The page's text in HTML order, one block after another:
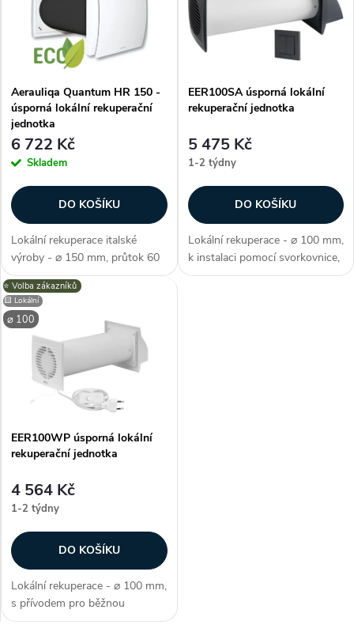
í
p
r
o
d
u
k
Abecedně
s
p
r
o
d
u
ů
Aerauliqa Quantum HR 150 -
úsporná lokální rekuperační
jednotka
6 722 Kč
Skladem
DO KOŠÍKU
Lokální rekuperace italské
výroby - ⌀ 150 mm, průtok 60
m3/h, úsporný chod,
nastavitelné potrubí (délka 300
- 570 mm), spotřeba max. 3,8
W, letní mód, kuličková
ložiska,...
EER100SA úsporná lokální
rekuperační jednotka
5 475 Kč
1-2 týdny
DO KOŠÍKU
Lokální rekuperace - ⌀ 100 mm,
k instalaci pomocí svorkovnice,
s nástěnným ovladačem,
⌀ 100
⭐️ Volba zákazníků
🟨 Lokální
EER100WP úsporná lokální
rekuperační jednotka
4 564 Kč
1-2 týdny
DO KOŠÍKU
Lokální rekuperace - ⌀ 100 mm,
s přívodem pro běžnou
zásuvku, s ovladačem na